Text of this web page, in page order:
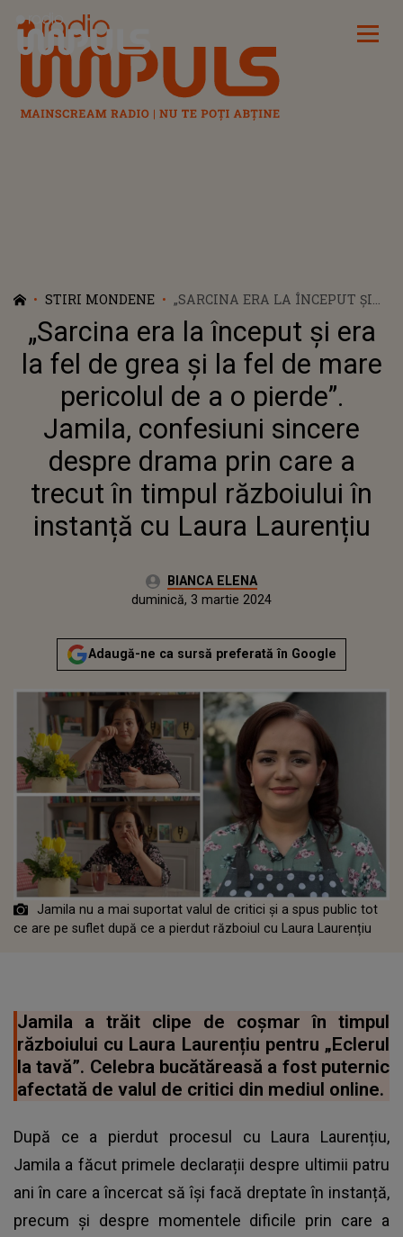
Radio Impuls
STIRI MONDENE
„SARCINA ERA LA ÎNCEPUT ȘI
ERA LA FEL DE GREA ȘI LA FEL
DE MARE PERICOLUL DE A O
PIERDE”. JAMILA, CONFESIUNI
SINCERE DESPRE DRAMA PRIN
CARE A TRECUT ÎN TIMPUL
RĂZBOIULUI ÎN INSTANȚĂ CU
LAURA LAURENȚIU
„Sarcina era la început și era
la fel de grea și la fel de mare
pericolul de a o pierde”.
Jamila, confesiuni sincere
despre drama prin care a
trecut în timpul războiului în
instanță cu Laura Laurențiu
Autor:BIANCA ELENA
duminică, 3 martie 2024Actualizat:
duminică, 3 martie 2024
Adaugă-ne ca sursă preferată în Google
Jamila nu a mai suportat valul de critici și a spus public tot
ce are pe suflet după ce a pierdut războiul cu Laura Laurențiu
Jamila a trăit clipe de coșmar în timpul
războiului cu Laura Laurențiu pentru „Eclerul
la tavă”. Celebra bucătăreasă a fost puternic
afectată de valul de critici din mediul online.
După ce a pierdut procesul cu Laura Laurențiu,
Jamila a făcut primele declarații despre ultimii patru
ani în care a încercat să își facă dreptate în instanță,
precum și despre momentele dificile prin care a